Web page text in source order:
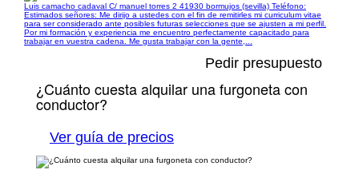
Luis camacho cadaval C/ manuel torres 2 41930 bormujos (sevilla) Teléfono:
Estimados señores: Me dirijo a ustedes con el fin de remitirles mi curriculum vitae
para ser considerado ante posibles futuras selecciones que se ajusten a mi perfil.
Por mi formación y experiencia me encuentro perfectamente capacitado para
trabajar en vuestra cadena. Me gusta trabajar con la gente,...
Pedir presupuesto
¿Cuánto cuesta alquilar una furgoneta con
conductor?
Ver guía de precios